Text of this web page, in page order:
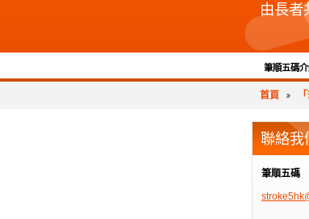
由長者
筆順五碼
首頁
聯絡我
筆順五碼
stroke5h